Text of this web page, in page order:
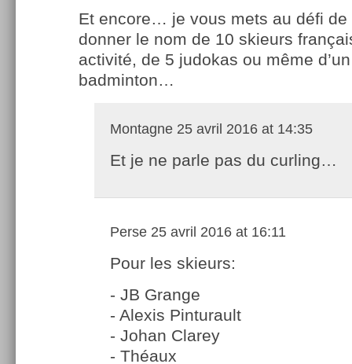
Et encore… je vous mets au défi de
donner le nom de 10 skieurs
activité, de 5 judokas ou même
badminton…
Montagne 25 avril 2016 at 14:35
Et je ne parle pas du curling…
Perse 25 avril 2016 at 16:11
Pour les skieurs:
- JB Grange
- Alexis Pinturault
- Johan Clarey
- Théaux